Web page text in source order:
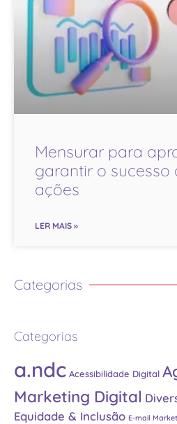
Mensurar para
garantir o sucesso
ações
LER MAIS »
Categorias
Categorias
a.ndc Acessibilidade Digital
Marketing Digital
Equidade & Inclusão E-mail